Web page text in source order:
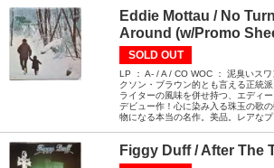
Eddie Mottau / No
Around (w/Promo
SOLD OUT
LP ： A- / A / CO WOC ： 泥臭いス
クソン・ブラウン的とも言える正統
ライターの風味を併せ持つ、エディ
デビュー作！心に染み入る珠玉の歌
物になる本当の名作。美品。レアなプ
Figgy Duff / After The